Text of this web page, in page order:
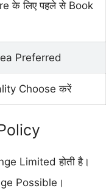
के लिए पहले से Book
Preferred
Choose करें
Limited होती है।
Possible।